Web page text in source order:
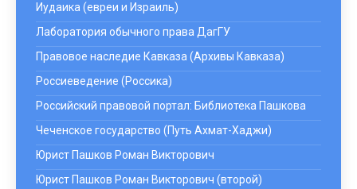
Иудаика (евреи и Израиль)
Лаборатория обычного права ДагГУ
Правовое наследие Кавказа (Архивы Кавказа)
Россиеведение (Россика)
Российский правовой портал: Библиотека Пашкова
Чеченское государство (Путь Ахмат-Хаджи)
Юрист Пашков Роман Викторович
Юрист Пашков Роман Викторович (второй)